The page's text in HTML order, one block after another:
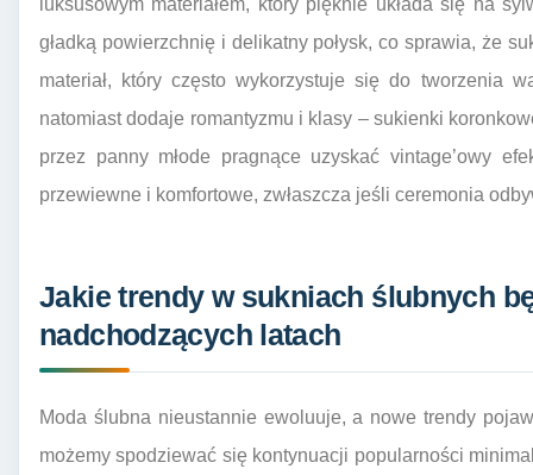
gładką powierzchnię i delikatny połysk, co sprawia, że
materiał, który często wykorzystuje się do tworzenia
natomiast dodaje romantyzmu i klasy – sukienki
przez panny młode pragnące uzyskać vintage’owy
przewiewne i komfortowe, zwłaszcza jeśli ceremonia
Jakie trendy w sukniach ślubnych
nadchodzących latach
Moda ślubna nieustannie ewoluuje, a nowe trendy
możemy spodziewać się kontynuacji popularności